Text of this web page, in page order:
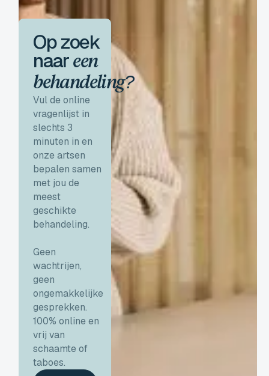
Op zoek
naar een
behandeling?
Vul de online
vragenlijst in
slechts 3
minuten in en
onze artsen
bepalen samen
met jou de
meest
geschikte
behandeling.
Geen
wachtrijen,
geen
ongemakkelijke
gesprekken.
100% online en
vrij van
schaamte of
taboes.